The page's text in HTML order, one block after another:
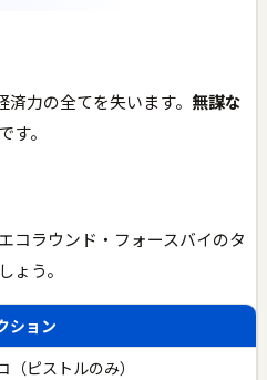
力の全てを失います。 無謀な
す。
コラウンド・フォースバイのタ
ょう。
ション
（ピストルのみ）